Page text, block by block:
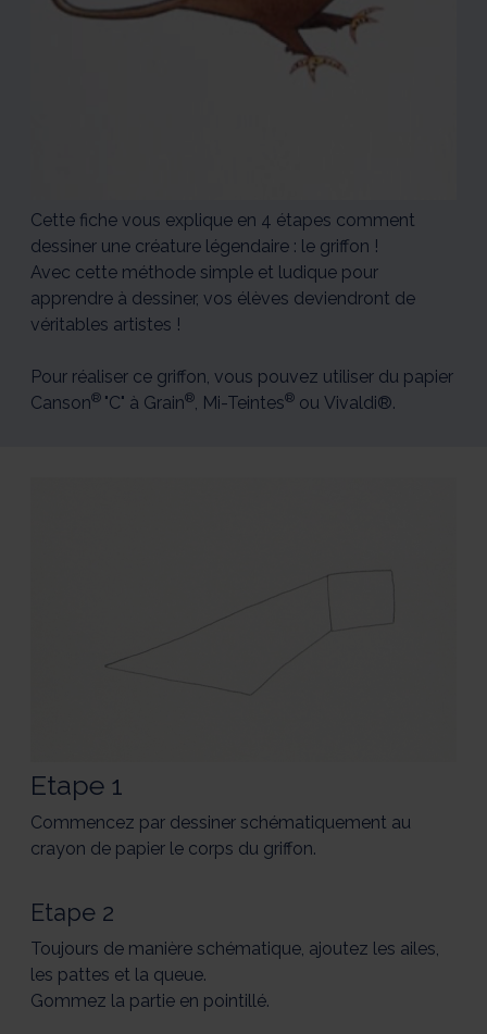
Cette fiche vous explique en 4 étapes comment
dessiner une créature légendaire : le griffon !
Avec cette méthode simple et ludique pour
apprendre à dessiner, vos élèves deviendront de
véritables artistes !
Pour réaliser ce griffon, vous pouvez utiliser du papier
Canson® "C" à Grain®, Mi-Teintes® ou Vivaldi®.
Etape 1
Commencez par dessiner schématiquement au
crayon de papier le corps du griffon.
Etape 2
Toujours de manière schématique, ajoutez les ailes,
les pattes et la queue.
Gommez la partie en pointillé.